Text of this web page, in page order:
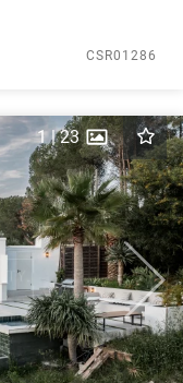
CSR01286
Next
1|23